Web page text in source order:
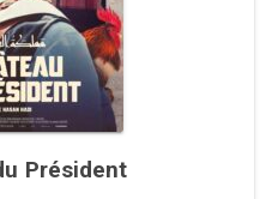
Président